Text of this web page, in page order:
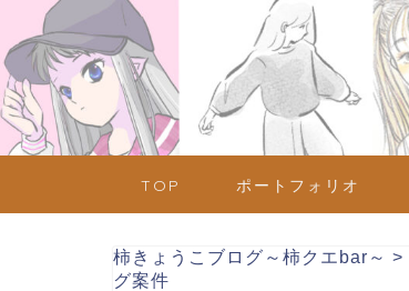
TOP ポートフォリオ
柿きょうこブログ～柿クエbar～ >
グ案件